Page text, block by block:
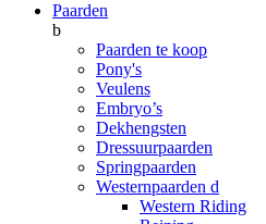
Paarden
b
Paarden te koop
Pony's
Veulens
Embryo’s
Dekhengsten
Dressuurpaarden
Springpaarden
Westernpaarden d
Western Riding